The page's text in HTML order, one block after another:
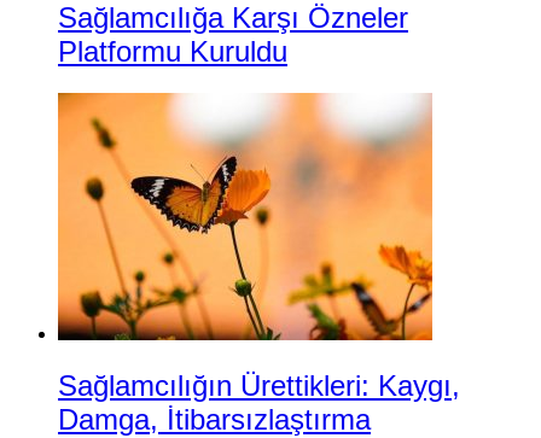
Sağlamcılığa Karşı Özneler
Platformu Kuruldu
Sağlamcılığın Ürettikleri: Kaygı,
Damga, İtibarsızlaştırma